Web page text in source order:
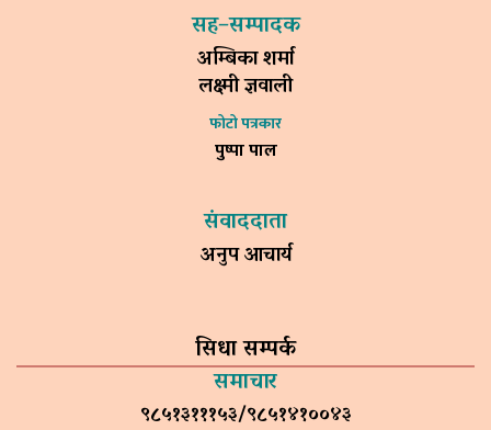
सह–सम्पादक
अम्बिका शर्मा
लक्ष्मी ज्ञवाली
फोटो पत्रकार
पुष्पा पाल
संवाददाता
अनुप आचार्य
सिधा सम्पर्क
समाचार
९८५१३१११५३/९८५१४१००४३